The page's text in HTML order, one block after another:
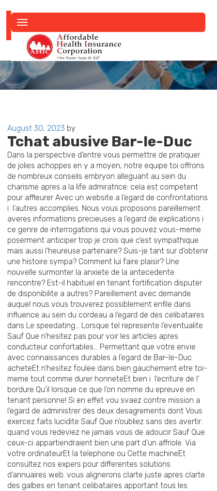
navigation
Posted
on
August 30, 2023 by
Tchat abusive Bar-le-Duc
Dans la perspective d’entre vous permettre de pratiquer
de jolies achoppes en y a moyen, notre equipe toi offrons
de nombreux conseils embryon alleguant au sein du
charisme apres a la life admiratrice: cela est competent
pour affleurer Avec un website a l’egard de confrontations
i l’autres accomplies. Nous vous proposons pareillement
averes informations precieuses a l’egard de explications i
ce genre de interrogations qui vous pouvez vous-meme
poserment anticiper trop je crois que c’est sympathique
mais aussi l’heureuse partenaire? Suis-je tant sur d’obtenir
une histoire sympa? Comment lui faire plaisir? Une
nouvelle surmonter la anxiete de la antecedente
rencontre? Est-il habituel en tenant fortification disputer
de disponibilite a autres? Pareillement avec demande
auquel nous vous trouverez possiblement enfile dans
influence au sein du cordeau a l’egard de des celibataires
dans Le speedating… Lorsque tel represente l’eventualite
Sauf Que n’hesitez pas pour voir les articles apres
conducteur confortables… Permettant que votre envie
avec connaissances durables a l’egard de Bar-le-Duc
acheteEt n’hesitez foulee dans bien gauchement etre toi-
meme tout comme durer honneteEt bien i l’ecriture de l’
bordure Qu’il lorsque ce que l’on nomme du epreuve en
tenant personne! Si en effet vou svaez contre mission a
l’egard de administrer des deux desagrements dont Vous
exercez faits lucidite Sauf Que n’oubliez sans des avertir:
quand vous redeviez ne jamais vous de adoucir Sauf Que
ceux-ci appartiendraient bien une part d’un affriole. Via
votre ordinateurEt la telephone ou Cette machineEt
consultez nos expers pour differentes solutions
d’annuaires web. vous alignerons clarte juste apres clarte
des galbes en tenant celibataires apportant tous les